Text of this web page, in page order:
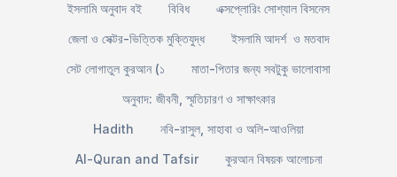
ইসলামি অনুবাদ বই
বিবিধ
এক্সপ্লোরিং সোশ্যাল বিসনেস
জেলা ও সেক্টর-ভিত্তিক মুক্তিযুদ্ধ
ইসলামি আদর্শ ও মতবাদ
সেট লোগাতুল কুরআন (১
মাতা-পিতার জন্য সবটুকু ভালোবাসা
অনুবাদ: জীবনী, স্মৃতিচারণ ও সাক্ষাৎকার
Hadith
নবি-রাসুল, সাহাবা ও অলি-আওলিয়া
Al-Quran and Tafsir
কুরআন বিষয়ক আলোচনা